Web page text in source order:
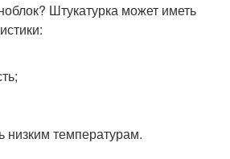
Штукатурка может иметь
низким температурам.